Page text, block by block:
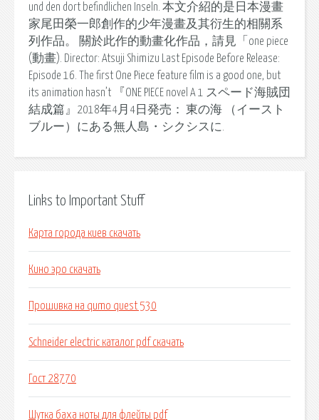
und den dort befindlichen Inseln. 本文介紹的是日本漫畫
家尾田榮一郎創作的少年漫畫及其衍生的相關系
列作品。 關於此作的動畫化作品，請見「one piece
(動畫). Director: Atsuji Shimizu Last Episode Before Release:
Episode 16. The first One Piece feature film is a good one, but
its animation hasn’t 『ONE PIECE novel A 1 スペード海賊団
結成篇』2018年4月4日発売： 東の海 （イースト
ブルー）にある無人島・シクシスに.
Links to Important Stuff
Карта города киев скачать
Кино эро скачать
Прошивка на qumo quest 530
Schneider electric каталог pdf скачать
Гост 28770
Шутка баха ноты для флейты pdf